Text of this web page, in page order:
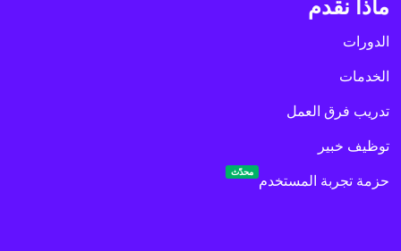
ماذا نقدم
الدورات
الخدمات
تدريب فرق العمل
توظيف خبير
حزمة تجربة المستخدم
محدّث